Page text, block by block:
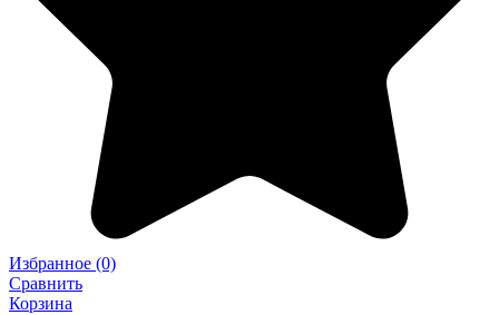
Избранное (0)
Сравнить
Корзина